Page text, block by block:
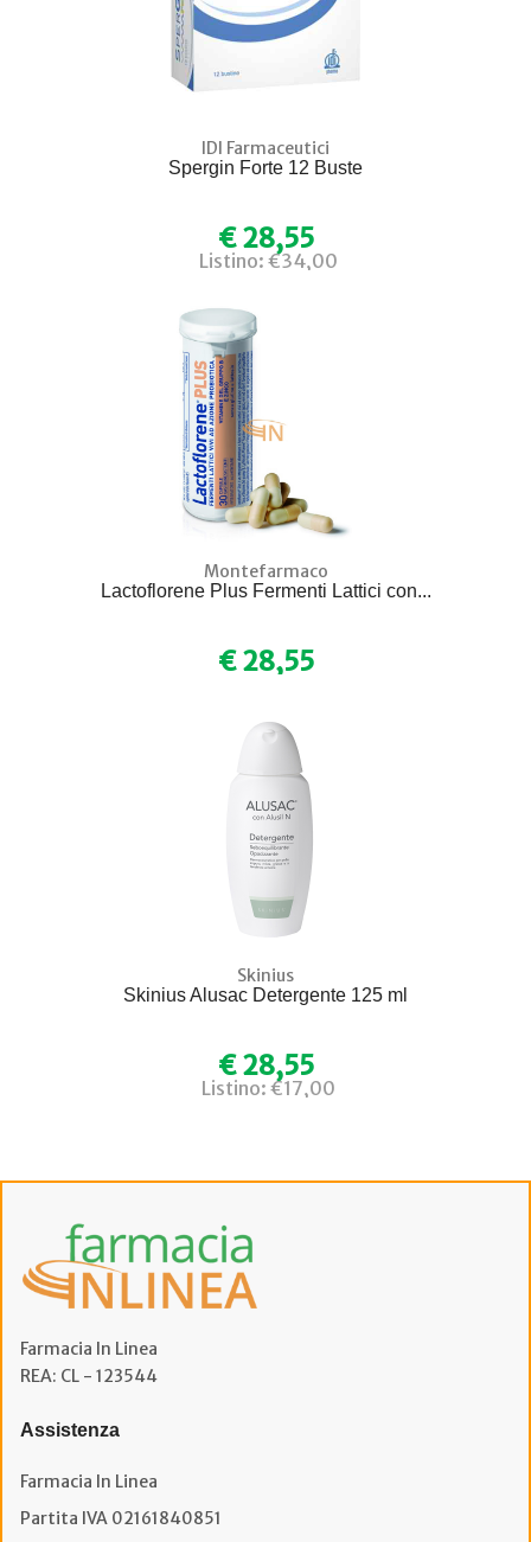
IDI Farmaceutici
Spergin Forte 12 Buste
€ 28,55
Listino: €34,00
Montefarmaco
Lactoflorene Plus Fermenti Lattici con...
€ 28,55
Skinius
Skinius Alusac Detergente 125 ml
€ 28,55
Listino: €17,00
Farmacia In Linea
REA: CL - 123544
Assistenza
Farmacia In Linea
Partita IVA 02161840851